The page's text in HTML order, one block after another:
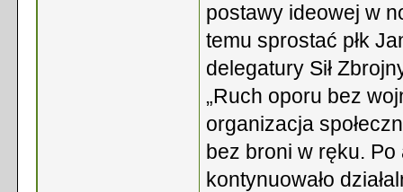
postawy ideowej w
temu sprostać płk
delegatury Sił
„Ruch oporu bez
organizacja
bez broni w ręku.
kontynuowało